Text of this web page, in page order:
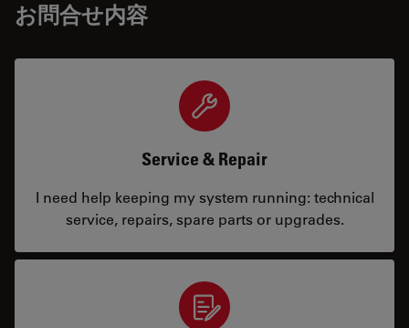
お問合せ内容
Service & Repair
I need help keeping my system running: technical
service, repairs, spare parts or upgrades.